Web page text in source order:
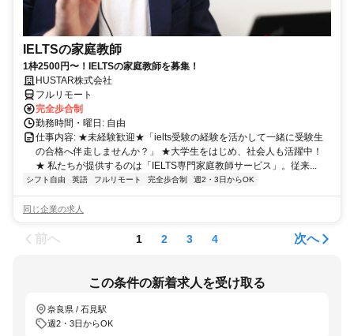
IELTSの家庭教師
1枠2500円〜！IELTSの家庭教師を募集！
HUSTAR株式会社
フルリモート
完全歩合制
勤務時間・曜日: 自由
仕事内容: ★未経験歓迎★「ielts受験の経験を活かして一緒に受験生
の合格へ伴走しませんか？」 ★大学生をはじめ、社会人も活躍中！
★ 私たちが提供するのは「IELTS専門家庭教師サービス」。従来...
シフト自由 英語 フルリモート 完全歩合制 週2・3日からOK
同じ企業の求人
前へ 1 2 3 4 次へ
この条件の新着求人を受け取る
奈良県 / 石見駅
週2・3日からOK